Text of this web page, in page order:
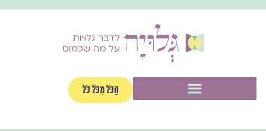
לתוכן
הַכֹּל מִכֹּל כֹּל